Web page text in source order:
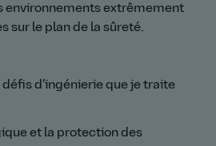
environnements extrêmement
sur le plan de la sûreté.
d’ingénierie que je traite
et la protection des